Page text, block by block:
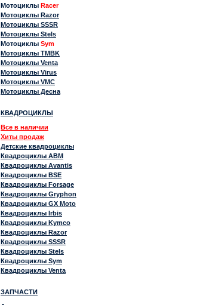
Мотоциклы Racer
Мотоциклы Razor
Мотоциклы SSSR
Мотоциклы Stels
Мотоциклы Sym
Мотоциклы TMBK
Мотоциклы Venta
Мотоциклы Virus
Мотоциклы VMC
Мотоциклы Десна
КВАДРОЦИКЛЫ
Все в наличии
Хиты продаж
Детские квадроциклы
Квадроциклы ABM
Квадроциклы Avantis
Квадроциклы BSE
Квадроциклы Forsage
Квадроциклы Gryphon
Квадроциклы GX Moto
Квадроциклы Irbis
Квадроциклы Kymco
Квадроциклы Razor
Квадроциклы SSSR
Квадроциклы Stels
Квадроциклы Sym
Квадроциклы Venta
ЗАПЧАСТИ